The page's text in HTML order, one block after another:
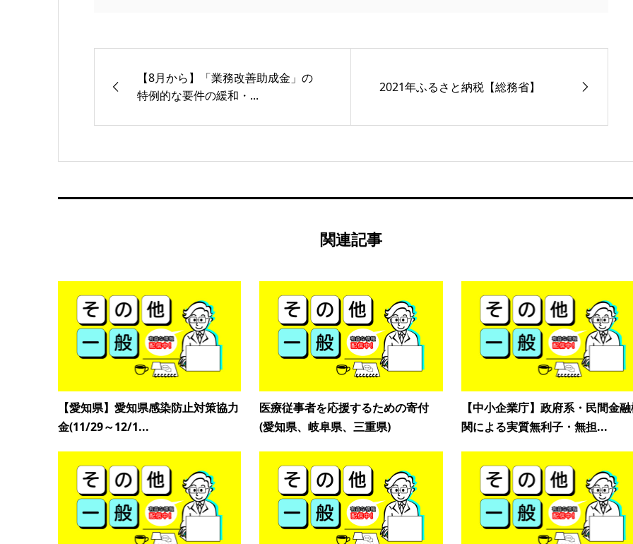
【8月から】「業務改善助成金」の
特例的な要件の緩和・...
2021年ふるさと納税【総務省】
関連記事
【愛知県】愛知県感染防止対策協力
金(11/29～12/1...
医療従事者を応援するための寄付
(愛知県、岐阜県、三重県)
【中小企業庁】政府系・民間金
関による実質無利子・無担...